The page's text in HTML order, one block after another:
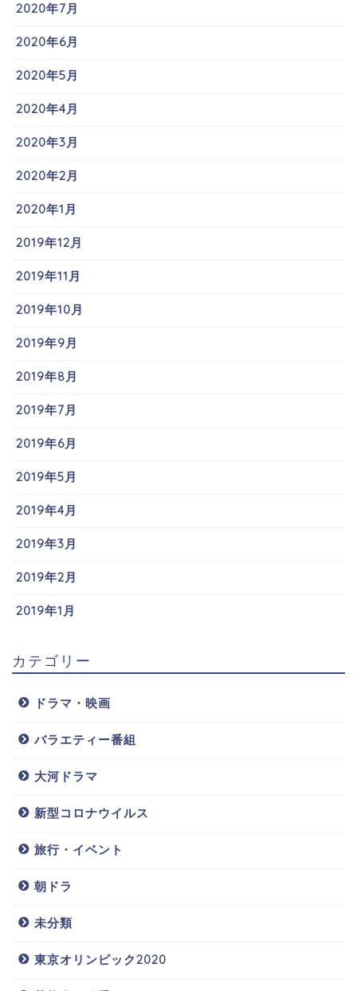
2020年7月
2020年6月
2020年5月
2020年4月
2020年3月
2020年2月
2020年1月
2019年12月
2019年11月
2019年10月
2019年9月
2019年8月
2019年7月
2019年6月
2019年5月
2019年4月
2019年3月
2019年2月
2019年1月
カテゴリー
ドラマ・映画
バラエティー番組
大河ドラマ
新型コロナウイルス
旅行・イベント
朝ドラ
未分類
東京オリンピック2020